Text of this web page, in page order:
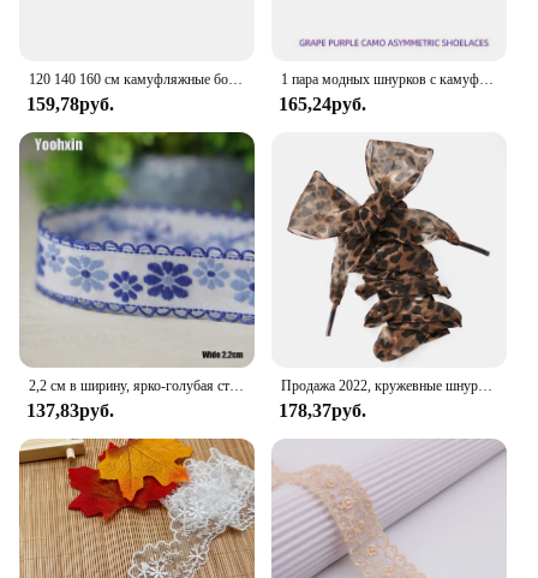
120 140 160 см камуфляжные ботинки для мужчин в стиле джунглей, армейский зеленый цвет, креативные плоские холщовые кроссовки в стиле унисекс, Размеры 1
159,78руб.
1 пара модных шнурков с камуфляжным принтом шириной 0,8 см Шнурки для кроссовок AJ1&AF1 Шнурки для обуви 120/140/160 см Аксессуары для обуви
165,24руб.
2,2 см в ширину, ярко-голубая стандартная кружевная ткань, отделка, лента, сделай сам, швейная аппликация, воротник, шнур, Свадебный гипюр, ткань, Декор
137,83руб.
Продажа 2022, кружевные шнурки с леопардовым принтом, Очаровательное украшение для обуви, одна пара аксессуаров для обуви, кружевные шнурки с леопардовым принтом
178,37руб.